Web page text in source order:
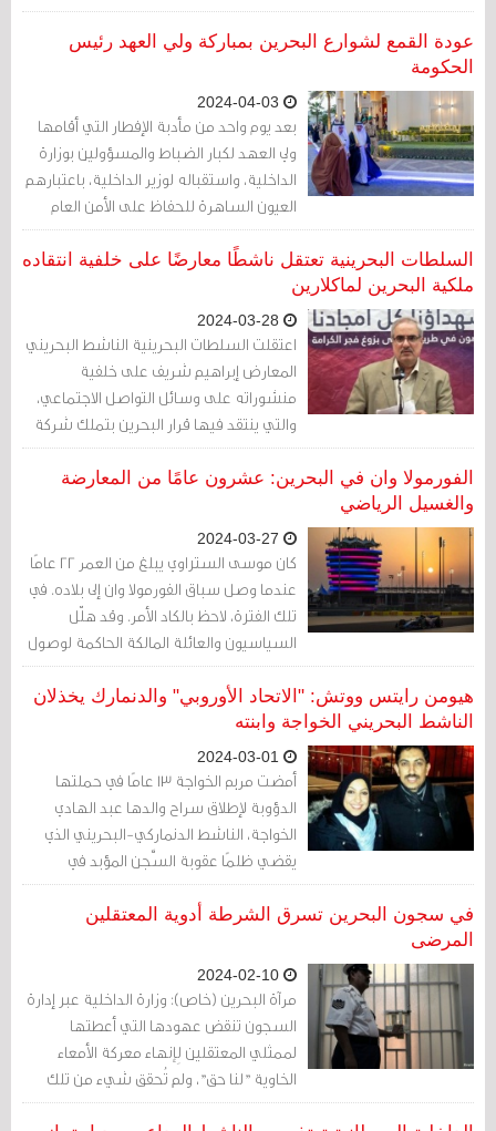
الفوري عن الدكتور السنكيس من دون قيد أو
شرط. وحثت على ضمان احتجازه إلى ذلك
وتلقيه أدويته دون تأخير، وحصوله على
الرعاية الصحية الكافية بما يتوافق مع
أخلاقيات مهنة الطب، ونقل أبحاثه المصادرة
تعسفًا على الفور إلى أفراد أسرته.
عودة القمع لشوارع البحرين بمباركة ولي العهد رئيس
الحكومة
بعد يوم واحد من مأدبة الإفطار التي أقامها
ولي العهد لكبار الضباط والمسؤولين بوزارة
الداخلية، واستقباله لوزير الداخلية، باعتبارهم
العيون الساهرة للحفاظ على الأمن العام
وصون الحقوق والحريات وإنفاذ القانون. بدأ
القمع من جديد للمسيرات السلمية التي
ينظمها أهالي السجناء السياسيين للمطالبة
بالإفراج عنهم، وكانت البداية مساء أمس من
قرية القدم.
السلطات البحرينية تعتقل ناشطًا معارضًا على خلفية انتقاده
ملكية البحرين لماكلارين
اعتقلت السلطات البحرينية الناشط البحريني
المعارض إبراهيم شريف على خلفية
منشوراته على وسائل التواصل الاجتماعي،
والتي ينتقد فيها قرار البحرين بتملك شركة
السيارات البريطانية ماكلارين بشكل كامل.
الفورمولا وان في البحرين: عشرون عامًا من المعارضة
والغسيل الرياضي
كان موسى الستراوي يبلغ من العمر 22 عامًا
عندما وصل سباق الفورمولا وان إلى بلاده. في
تلك الفترة، لاحظ بالكاد الأمر. وقد هلّل
السياسيون والعائلة المالكة الحاكمة لوصول
رياضة السيارات في العام 2004 إلى مملكة
البحرين، وهي أصغر دولة في الخليج.
هيومن رايتس ووتش: "الاتحاد الأوروبي" والدنمارك يخذلان
الناشط البحريني الخواجة وابنته
أمضت مريم الخواجة 13 عامًا في حملتها
الدؤوبة لإطلاق سراح والدها عبد الهادي
الخواجة، الناشط الدنماركي-البحريني الذي
يقضي ظلمًا عقوبة السَّجن المؤبد في
البحرين نتيجة عمله الحقوقي السلمي. وفي
رسالة صادمة بتاريخ 19 فبراير/شباط، أعلنت
في سجون البحرين تسرق الشرطة أدوية المعتقلين
المرضى
مرآة البحرين (خاص): وزارة الداخلية عبر إدارة
السجون تنقض عهودها التي أعطتها
لممثلي المعتقلين لِإنهاء معركة الأمعاء
الخاوية "لنا حق"، ولم تُحقق شيء من تلك
الوعود الخاصة بمطالب المعتقلين الأساسية